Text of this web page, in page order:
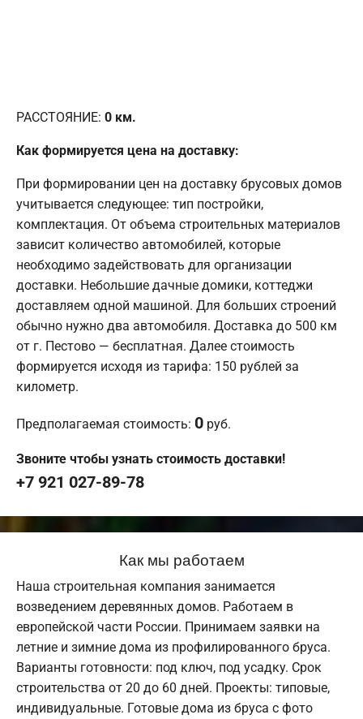
РАССТОЯНИЕ: 0 км.
Как формируется цена на доставку:
При формировании цен на доставку брусовых домов
учитывается следующее: тип постройки,
комплектация. От объема строительных материалов
зависит количество автомобилей, которые
необходимо задействовать для организации
доставки. Небольшие дачные домики, коттеджи
доставляем одной машиной. Для больших строений
обычно нужно два автомобиля. Доставка до 500 км
от г. Пестово — бесплатная. Далее стоимость
формируется исходя из тарифа: 150 рублей за
километр.
Предполагаемая стоимость: 0 руб.
Звоните чтобы узнать стоимость доставки!
+7 921 027-89-78
Как мы работаем
Наша строительная компания занимается
возведением деревянных домов. Работаем в
европейской части России. Принимаем заявки на
летние и зимние дома из профилированного бруса.
Варианты готовности: под ключ, под усадку. Срок
строительства от 20 до 60 дней. Проекты: типовые,
индивидуальные. Готовые дома из бруса с фото